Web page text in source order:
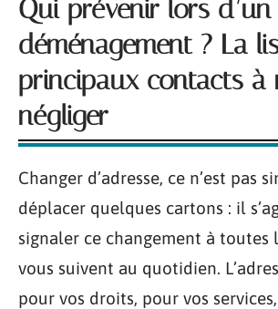
Qui prévenir lors d’un
déménagement ? La
principaux contacts à
négliger
Changer d’adresse, ce n’est pas
déplacer quelques cartons : il
signaler ce changement à toutes
vous suivent au quotidien.
pour vos droits, pour vos